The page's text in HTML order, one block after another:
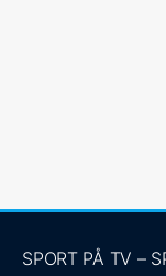
SPORT PÅ TV –